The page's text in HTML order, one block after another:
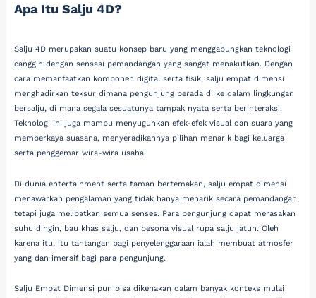
Apa Itu Salju 4D?
Salju 4D merupakan suatu konsep baru yang menggabungkan teknologi
canggih dengan sensasi pemandangan yang sangat menakutkan. Dengan
cara memanfaatkan komponen digital serta fisik, salju empat dimensi
menghadirkan teksur dimana pengunjung berada di ke dalam lingkungan
bersalju, di mana segala sesuatunya tampak nyata serta berinteraksi.
Teknologi ini juga mampu menyuguhkan efek-efek visual dan suara yang
memperkaya suasana, menyeradikannya pilihan menarik bagi keluarga
serta penggemar wira-wira usaha.
Di dunia entertainment serta taman bertemakan, salju empat dimensi
menawarkan pengalaman yang tidak hanya menarik secara pemandangan,
tetapi juga melibatkan semua senses. Para pengunjung dapat merasakan
suhu dingin, bau khas salju, dan pesona visual rupa salju jatuh. Oleh
karena itu, itu tantangan bagi penyelenggaraan ialah membuat atmosfer
yang dan imersif bagi para pengunjung.
Salju Empat Dimensi pun bisa dikenakan dalam banyak konteks mulai